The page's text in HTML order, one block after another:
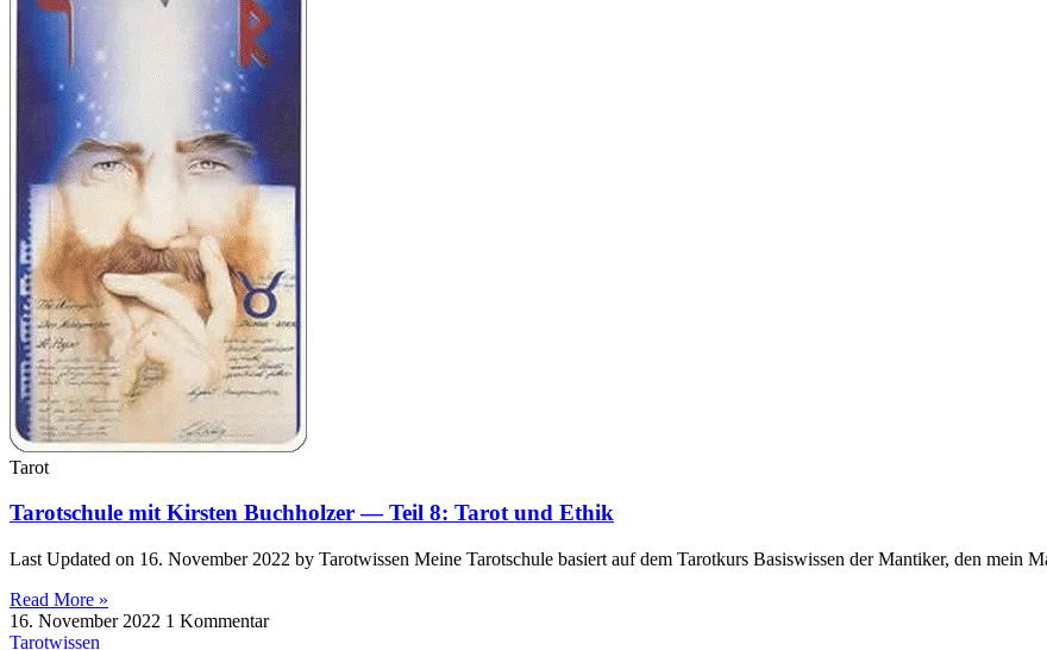
Tarot
Tarotschule mit Kirsten Buchholzer — Teil 8: Tarot und Ethik
Last Updated on 16. November 2022 by Tarot­wissen Meine Tarot­schule basiert auf dem Tarot­kurs Basis­wissen der Man­tiker, den mein
Read More »
16. November 2022 1 Kommentar
Tarotwissen